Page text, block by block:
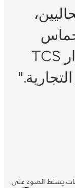
بالنسبة إلى فريق جاكوار TCS